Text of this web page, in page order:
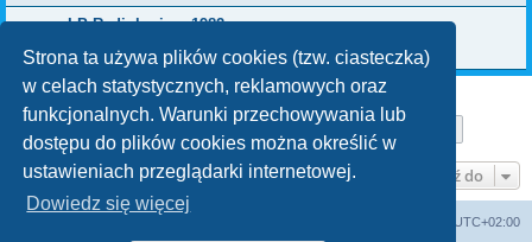
Strona ta używa plików cookies (tzw. ciasteczka)
w celach statystycznych, reklamowych oraz
funkcjonalnych. Warunki przechowywania lub
dostępu do plików cookies można określić w
ustawieniach przeglądarki internetowej.
Dowiedz się więcej
LP Radiokuriera 1982
w Poszukiwana, poszukiwany!
Znaleziono 711 wyników Strona 1z 29
3
Przejdź do
UTC+02:00